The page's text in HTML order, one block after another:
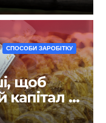
СПОСОБИ ЗАРОБІТКУ
щоб
в